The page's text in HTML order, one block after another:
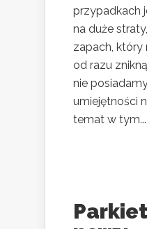
przypadkach
na duże
zapach, który
od razu
nie
umiejętności
temat w tym...